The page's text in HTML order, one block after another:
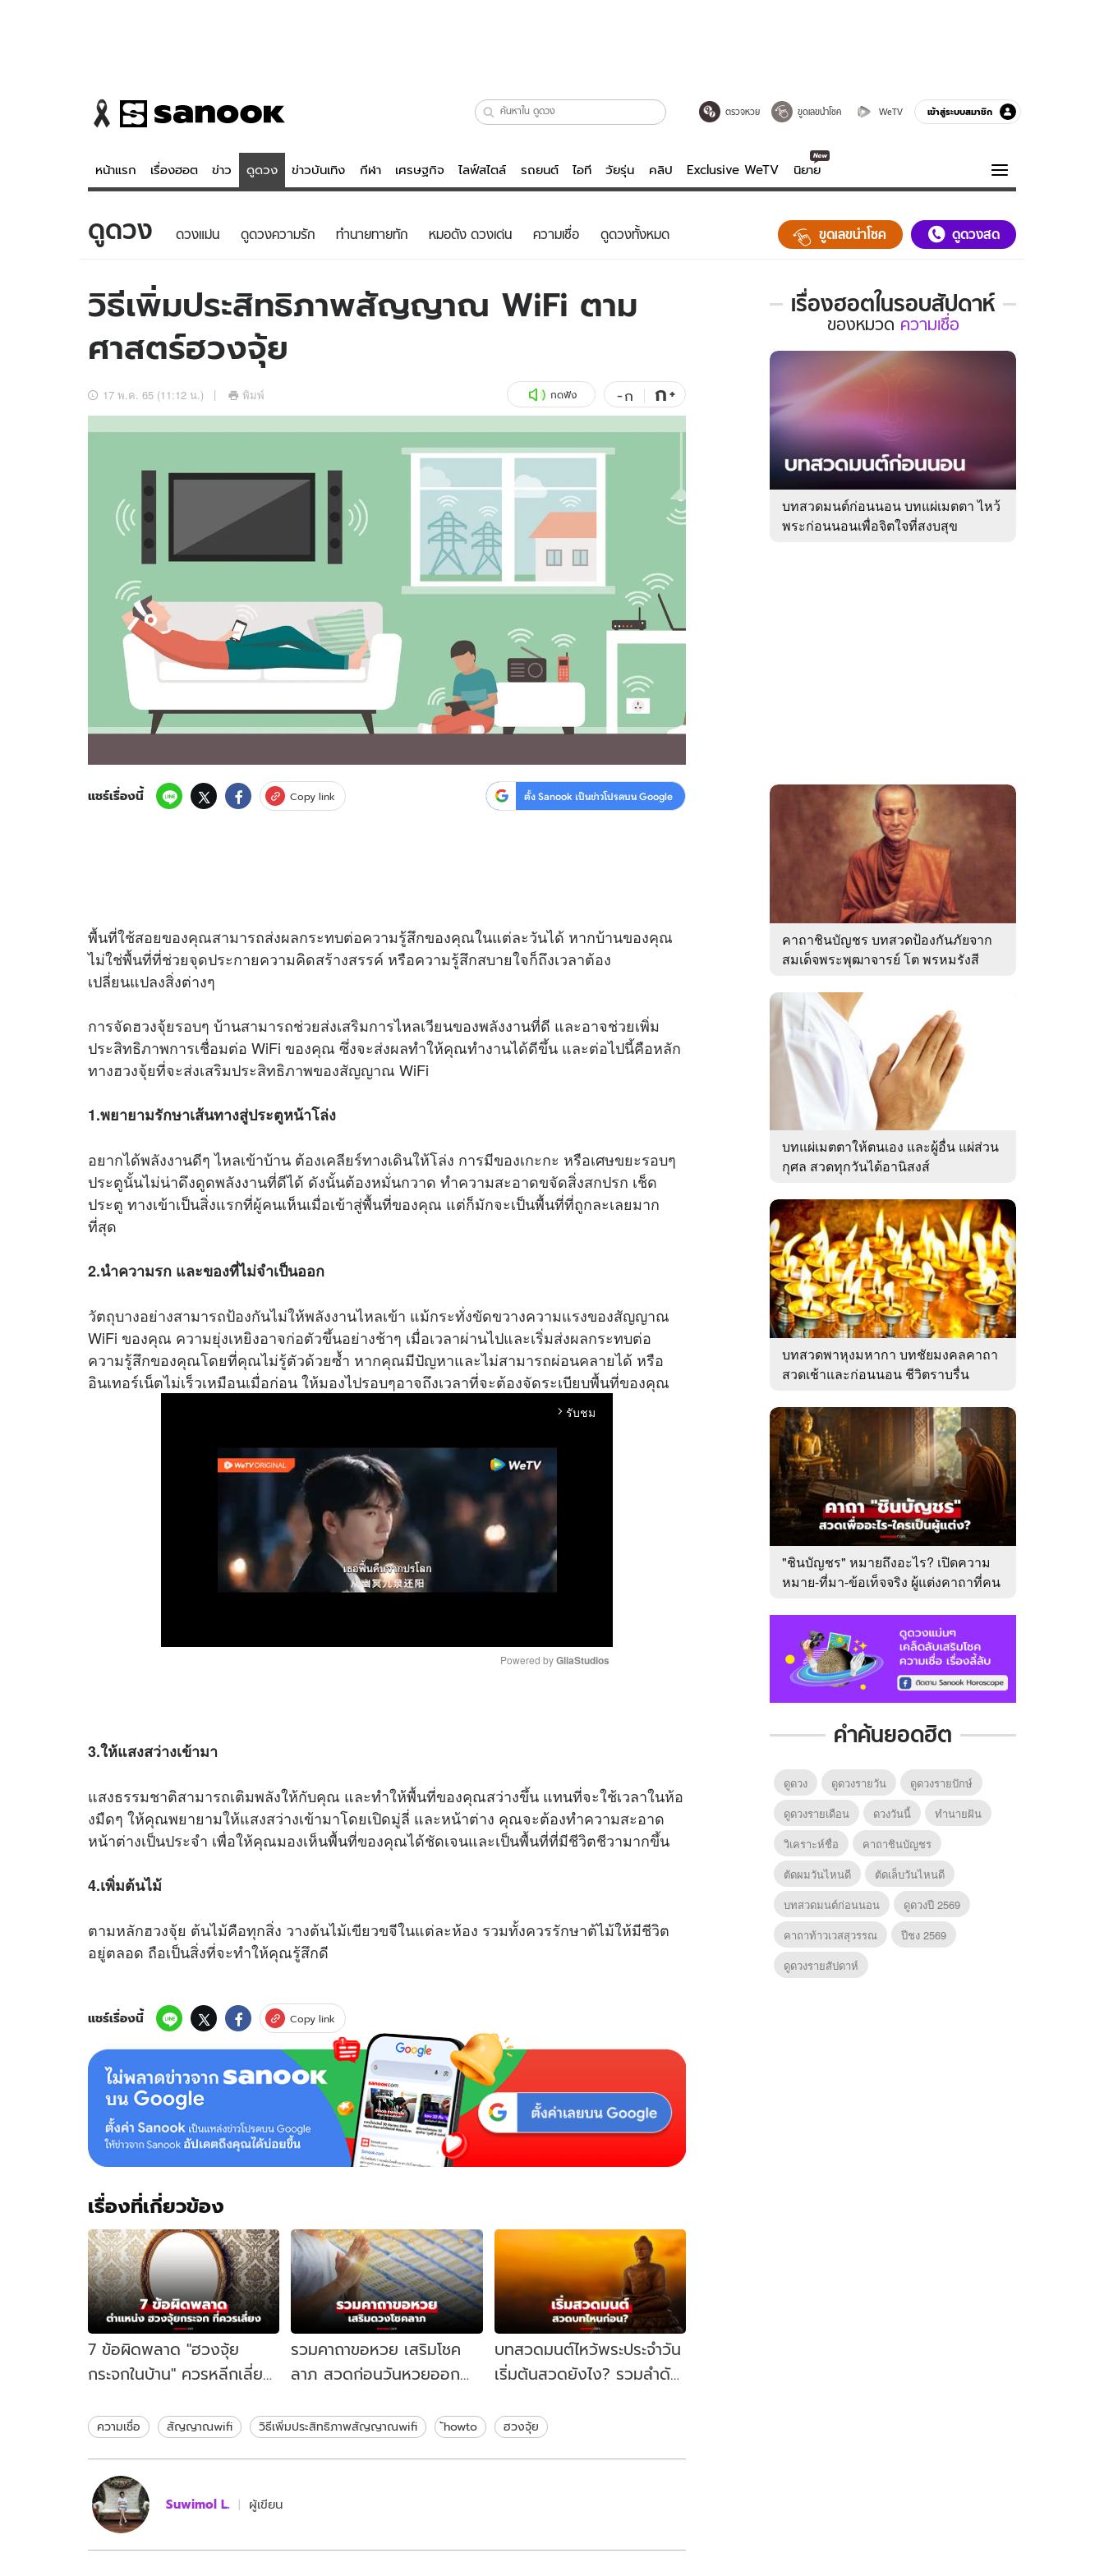
ตรวจหวย ขูดเลขนำโชค WeTV เข้าสู่ระบบสมาชิก
หน้าแรก เรื่องฮอต ข่าว ดูดวง ข่าวบันเทิง กีฬา เศรษฐกิจ ไลฟ์สไตล์ รถยนต์ ไอที วัยรุ่น คลิป Exclusive WeTV นิยาย
ข่าว
ข่าวบันเทิง
ข่าวกีฬา
ข่าวเศรษฐกิจ
อัปเดตจีน
เช็กข่าวชัวร์
ดูดวง - ตรวจหวย
สถิติหวยไทย
ไลฟ์สไตล์
วัยรุ่น
สุขภาพ
เที่ยว-กิน
Tasteful Thailand
Sanook Choice
ดูทีวี
WeTV
ความรู้รอบตัว
ฮาวทู
ดาวน์โหลดสนุกแอปฟรี ติดตามสนุกโซเชียลได้ที่
สงวนลิขสิทธิ์ © 2569 บริษัท อิมเมจ ฟิวเจอร์ (ประเทศไทย) จำกัด
ดูดวง ดวงแม่น ดูดวงความรัก ทํานายทายทัก หมอดัง ดวงเด่น ความเชื่อ ดูดวงทั้งหมด ขูดเลขนำโชค ดูดวงสด
วิธีเพิ่มประสิทธิภาพสัญญาณ WiFi ตาม
ศาสตร์ฮวงจุ้ย
17 พ.ค. 65 (11:12 น.) พิมพ์ กดฟัง -ก ก+
แชร์เรื่องนี้ Copy link ตั้ง Sanook เป็นข่าวโปรดบน Google
พื้นที่ใช้สอยของคุณสามารถส่งผลกระทบต่อความรู้สึกของคุณในแต่ละวันได้ หากบ้านของคุณ
ไม่ใช่พื้นที่ที่ช่วยจุดประกายความคิดสร้างสรรค์ หรือความรู้สึกสบายใจก็ถึงเวลาต้อง
เปลี่ยนแปลงสิ่งต่างๆ
การจัดฮวงจุ้ยรอบๆ บ้านสามารถช่วยส่งเสริมการไหลเวียนของพลังงานที่ดี และอาจช่วยเพิ่ม
ประสิทธิภาพการเชื่อมต่อ WiFi ของคุณ ซึ่งจะส่งผลทำให้คุณทำงานได้ดีขึ้น และต่อไปนี้คือหลัก
ทางฮวงจุ้ยที่จะส่งเสริมประสิทธิภาพของสัญญาณ WiFi
1.พยายามรักษาเส้นทางสู่ประตูหน้าโล่ง
อยากได้พลังงานดีๆ ไหลเข้าบ้าน ต้องเคลียร์ทางเดินให้โล่ง การมีของเกะกะ หรือเศษขยะรอบๆ
ประตูนั้นไม่น่าดึงดูดพลังงานที่ดีได้ ดังนั้นต้องหมั่นกวาด ทำความสะอาดขจัดสิ่งสกปรก เช็ด
ประตู ทางเข้าเป็นสิ่งแรกที่ผู้คนเห็นเมื่อเข้าสู่พื้นที่ของคุณ แต่ก็มักจะเป็นพื้นที่ที่ถูกละเลยมาก
ที่สุด
2.นำความรก และของที่ไม่จำเป็นออก
วัตถุบางอย่างสามารถป้องกันไม่ให้พลังงานไหลเข้า แม้กระทั่งขัดขวางความแรงของสัญญาณ
WiFi ของคุณ ความยุ่งเหยิงอาจก่อตัวขึ้นอย่างช้าๆ เมื่อเวลาผ่านไปและเริ่มส่งผลกระทบต่อ
ความรู้สึกของคุณโดยที่คุณไม่รู้ตัวด้วยซ้ำ หากคุณมีปัญหาและไม่สามารถผ่อนคลายได้ หรือ
อินเทอร์เน็ตไม่เร็วเหมือนเมื่อก่อน ให้มองไปรอบๆอาจถึงเวลาที่จะต้องจัดระเบียบพื้นที่ของคุณ
arrow_forward_ios รับชม
Powered by GliaStudios
3.ให้แสงสว่างเข้ามา
แสงธรรมชาติสามารถเติมพลังให้กับคุณ และทำให้พื้นที่ของคุณสว่างขึ้น แทนที่จะใช้เวลาในห้อ
งมืดๆ ให้คุณพยายามให้แสงสว่างเข้ามาโดยเปิดมู่ลี่ และหน้าต่าง คุณจะต้องทำความสะอาด
หน้าต่างเป็นประจำ เพื่อให้คุณมองเห็นพื้นที่ของคุณได้ชัดเจนและเป็นพื้นที่ที่มีชีวิตชีวามากขึ้น
4.เพิ่มต้นไม้
ตามหลักฮวงจุ้ย ต้นไม้คือทุกสิ่ง วางต้นไม้เขียวขจีในแต่ละห้อง รวมทั้งควรรักษาต้ไม้ให้มีชีวิต
อยู่ตลอด ถือเป็นสิ่งที่จะทำให้คุณรู้สึกดี
แชร์เรื่องนี้ Copy link
เรื่องที่เกี่ยวข้อง
7 ข้อผิดพลาด "ฮวงจุ้ย
กระจกในบ้าน" ควรหลีกเลี่ยง
รวมคาถาขอหวย เสริมโชค
ลาภ สวดก่อนวันหวยออก
บทสวดมนต์ไหว้พระประจำวัน
เริ่มต้นสวดยังไง? รวมลำดับ
ความเชื่อ สัญญาณwifi วิธีเพิ่มประสิทธิภาพสัญญาณwifi ้howto ฮวงจุ้ย
Suwimol L. ผู้เขียน
เรื่องฮอตในรอบสัปดาห์
เรื่อง
ใน
รอบ
ของ
หมวด
ความ
ของหมวด ความเชื่อ
บทสวดมนต์ก่อนนอน บทแผ่เมตตา ไหว้
พระก่อนนอนเพื่อจิตใจที่สงบสุข
คาถาชินบัญชร บทสวดป้องกันภัยจาก
สมเด็จพระพุฒาจารย์ โต พรหมรังสี
บทแผ่เมตตาให้ตนเอง และผู้อื่น แผ่ส่วน
กุศล สวดทุกวันได้อานิสงส์
บทสวดพาหุงมหากา บทชัยมงคลคาถา
สวดเช้าและก่อนนอน ชีวิตราบรื่น
"ชินบัญชร" หมายถึงอะไร? เปิดความ
หมาย-ที่มา-ข้อเท็จจริง ผู้แต่งคาถาที่คน
คำค้นยอดฮิต
ดูดวง ดูดวงรายวัน
ดูดวงรายปักษ์
ดูดวงรายเดือน
ดวงวันนี้
ทํานายฝัน
วิเคราะห์ชื่อ
คาถาชินบัญชร
ตัดผมวันไหนดี
ตัดเล็บวันไหนดี
บทสวดมนต์ก่อนนอน
ดูดวงปี 2569
คาถาท้าวเวสสุวรรณ
ปีชง 2569
ดูดวงรายสัปดาห์